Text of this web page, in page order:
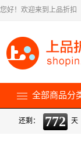
您好！欢迎来到上品折扣
全部商品分
还剩： 772 天